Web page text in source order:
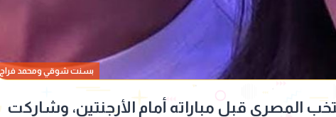
بسنت شوقي ومحمد فراج
المصري قبل مباراته أمام الأرجنتين، وشاركت